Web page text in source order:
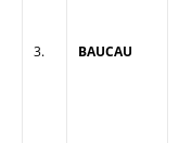
3. BAUCAU